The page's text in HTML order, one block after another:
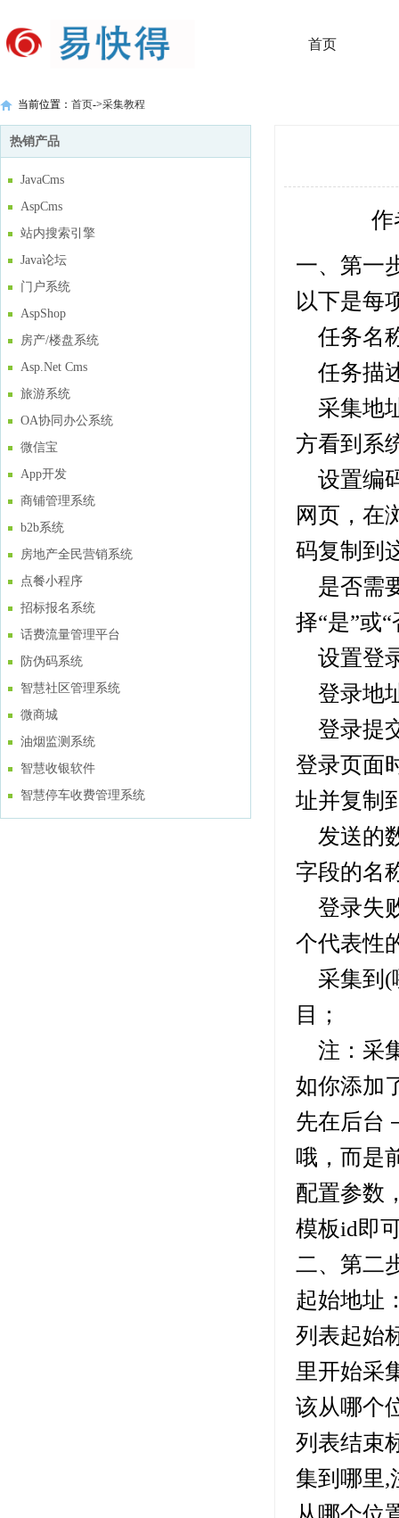
首页
当前位置： 首页->采集教程
热销产品
JavaCms
AspCms
站内搜索引擎
Java论坛
门户系统
AspShop
房产/楼盘系统
Asp.Net Cms
旅游系统
OA协同办公系统
微信宝
App开发
商铺管理系统
b2b系统
房地产全民营销系统
点餐小程序
招标报名系统
话费流量管理平台
防伪码系统
智慧社区管理系统
微商城
油烟监测系统
智慧收银软件
智慧停车收费管理系统
作
一、第一
以下是每
任务名
任务描
采集地
方看到系
设置编
网页，在
码复制到
是否需
择“是”或“
设置登
登录地
登录提
登录页面
址并复制
发送的
字段的名
登录失
个代表性
采集到(
目；
注：采
如你添加
先在后台
哦，而是
配置参数
模板id即
二、第二
起始地址
列表起始
里开始采
该从哪个
列表结束
集到哪里,